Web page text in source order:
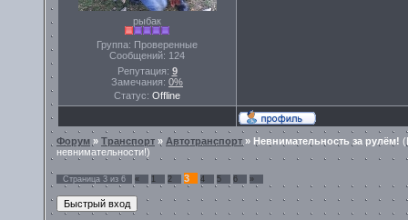
рыбак
Группа: Проверенные
Сообщений: 124
Репутация: 9
Замечания: 0%
Статус: Offline
Форум » Транспорт » Автотранспорт » Невнимательность за рулём!
невнимательности!)
Страница 3 из 6 « 1 2 3 4 5 6 »